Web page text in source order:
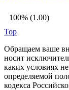
100% (1.00)
Top
Обращаем ваше
носит
каких условиях
определяемой
кодекса